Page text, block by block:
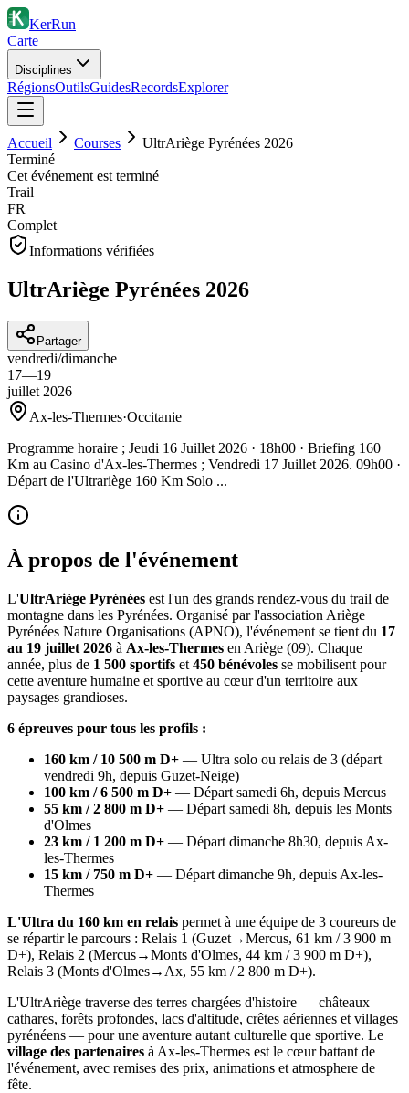
KerRun
Carte
Disciplines
RégionsOutilsGuidesRecordsExplorer
Accueil Courses
UltrAriège Pyrénées 2026
Terminé
Cet événement est terminé
Trail
FR
Complet
Informations vérifiées
UltrAriège Pyrénées 2026
Partager
vendredi/dimanche
17—19
juillet 2026
Ax-les-Thermes·Occitanie
Programme horaire ; Jeudi 16 Juillet 2026 · 18h00 · Briefing 160
Km au Casino d'Ax-les-Thermes ; Vendredi 17 Juillet 2026. 09h00 ·
Départ de l'Ultrariège 160 Km Solo ...
À propos de l'événement
L'UltrAriège Pyrénées est l'un des grands rendez-vous du trail de
montagne dans les Pyrénées. Organisé par l'association Ariège
Pyrénées Nature Organisations (APNO), l'événement se tient du 17
au 19 juillet 2026 à Ax-les-Thermes en Ariège (09). Chaque
année, plus de 1 500 sportifs et 450 bénévoles se mobilisent pour
cette aventure humaine et sportive au cœur d'un territoire aux
paysages grandioses.
6 épreuves pour tous les profils :
160 km / 10 500 m D+ — Ultra solo ou relais de 3 (départ
vendredi 9h, depuis Guzet-Neige)
100 km / 6 500 m D+ — Départ samedi 6h, depuis Mercus
55 km / 2 800 m D+ — Départ samedi 8h, depuis les Monts
d'Olmes
23 km / 1 200 m D+ — Départ dimanche 8h30, depuis Ax-
les-Thermes
15 km / 750 m D+ — Départ dimanche 9h, depuis Ax-les-
Thermes
L'Ultra du 160 km en relais permet à une équipe de 3 coureurs de
se répartir le parcours : Relais 1 (Guzet→Mercus, 61 km / 3 900 m
D+), Relais 2 (Mercus→Monts d'Olmes, 44 km / 3 900 m D+),
Relais 3 (Monts d'Olmes→Ax, 55 km / 2 800 m D+).
L'UltrAriège traverse des terres chargées d'histoire — châteaux
cathares, forêts profondes, lacs d'altitude, crêtes aériennes et villages
pyrénéens — pour une aventure autant culturelle que sportive. Le
village des partenaires à Ax-les-Thermes est le cœur battant de
l'événement, avec remises des prix, animations et atmosphere de
fête.